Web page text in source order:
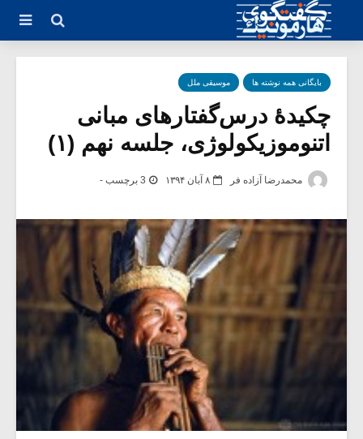
بایگانی همه نوشته ها موسیقی ملل
چکیدۀ درس‌گفتارهای مبانی
اتنوموزیکولوژی، جلسه نهم (۱)
محمدرضا آزاده فر ۸ آبان ۱۳۹۴ 3 برچسب -